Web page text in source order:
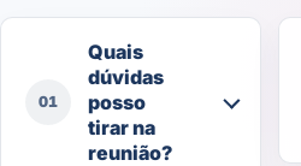
01
Quais
dúvidas
posso
tirar na
reunião?